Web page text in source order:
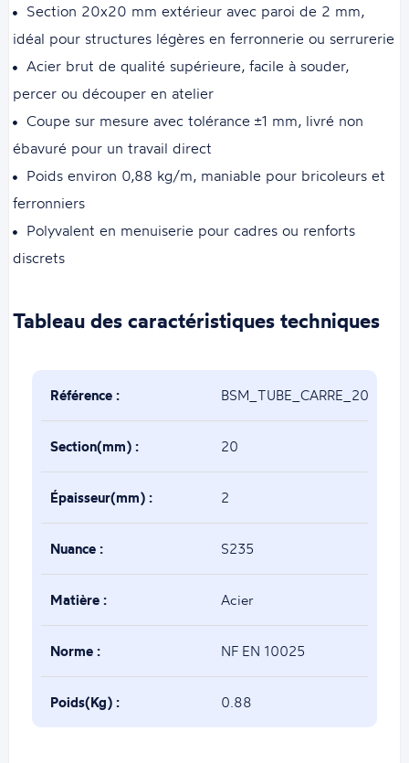
Section 20x20 mm extérieur avec paroi de 2 mm,
idéal pour structures légères en ferronnerie ou serrurerie
Acier brut de qualité supérieure, facile à souder,
percer ou découper en atelier
Coupe sur mesure avec tolérance ±1 mm, livré non
ébavuré pour un travail direct
Poids environ 0,88 kg/m, maniable pour bricoleurs et
ferronniers
Polyvalent en menuiserie pour cadres ou renforts
discrets
Tableau des caractéristiques techniques
Référence : BSM_TUBE_CARRE_20x20x2
Section(mm) : 20
Épaisseur(mm) : 2
Nuance : S235
Matière : Acier
Norme : NF EN 10025
Poids(Kg) : 0.88